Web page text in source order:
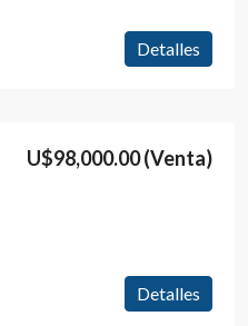
Detalles
U$98,000.00(Venta)
Detalles